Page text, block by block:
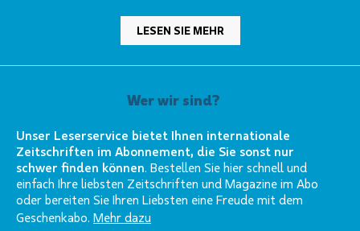
LESEN SIE MEHR
Wer wir sind?
Unser Leserservice bietet Ihnen internationale
Zeitschriften im Abonnement, die Sie sonst nur
schwer finden können . Bestellen Sie hier schnell und
einfach Ihre liebsten Zeitschriften und Magazine im Abo
oder bereiten Sie Ihren Liebsten eine Freude mit dem
Geschenkabo. Mehr dazu